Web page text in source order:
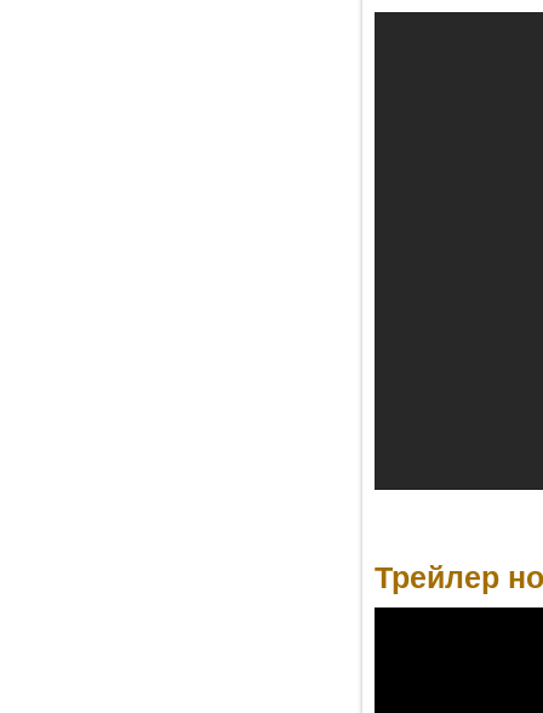
Трейлер